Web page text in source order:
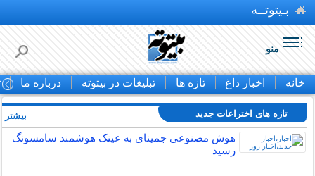
بـیتوتــه
منو
خانه اخبار داغ تازه ها تبلیغات در بیتوته درباره ما
تازه های اختراعات جدید
هوش مصنوعی جمینای به عینک هوشمند سامسونگ
رسید
بیشتر